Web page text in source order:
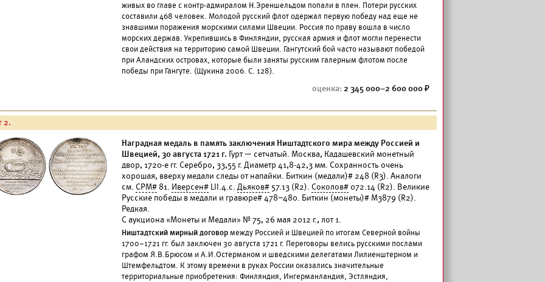
живых во главе с контр-адмиралом Н.Эреншельдом попали в плен. Потери русских
составили 468 человек. Молодой русский флот одержал первую победу над еще не
знавшими поражения морскими силами Швеции. Россия по праву вошла в число
морских держав. Укрепившись в Финляндии, русская армия и флот могли перенести
свои действия на территорию самой Швеции. Гангутский бой часто называют победой
при Аландских островах, которые были заняты русским галерным флотом после
победы при Гангуте. (Щукина 2006. С. 128).
2 345 000–2 600 000
2.
Наградная медаль в память заключения Ништадтского мира между Россией и
Швецией, 30 августа 1721 г. Гурт — сетчатый. Москва, Кадашевский монетный
двор, 1720-е гг. Серебро, 33,55 г. Диаметр 41,8-42,3 мм. Сохранность очень
хорошая, вверху медали следы от напайки. Биткин (медали)# 248 (R3). Аналоги
см. СРМ# 81. Иверсен# LII.4.c. Дьяков# 57.13 (R2). Соколов# 072.14 (R2). Великие
Русские победы в медали и гравюре# 478–480. Биткин (монеты)# М3879 (R2).
Редкая.
С аукциона «Монеты и Медали» № 75, 26 мая 2012 г., лот 1.
Ништадтский мирный договормежду Россией и Швецией по итогам Северной войны
1700–1721 гг. был заключен 30 августа 1721 г. Переговоры велись русскими послами
графом Я.В.Брюсом и А.И.Остерманом и шведскими делегатами Лилиенштерном и
Штемфельдтом. К этому времени в руках России оказались значительные
территориальные приобретения: Финляндия, Ингерманландия, Эстляндия,